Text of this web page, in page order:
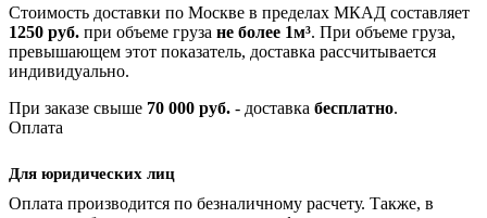
Стоимость доставки по Москве в пределах МКАД составляет
1250 руб. при объеме груза не более 1м³. При объеме груза,
превышающем этот показатель, доставка рассчитывается
индивидуально.
При заказе свыше 70 000 руб. - доставка бесплатно.
Оплата
Для юридических лиц
Оплата производится по безналичному расчету. Также, в